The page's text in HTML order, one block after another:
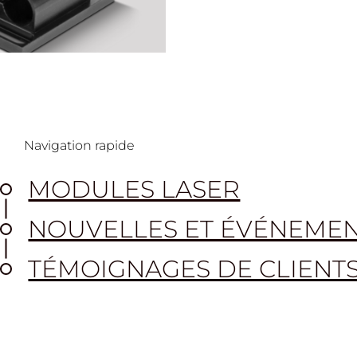
modules laser,
Navigation rapide
MODULES LASER
NOUVELLES ET
TÉMOIGNAGES DE